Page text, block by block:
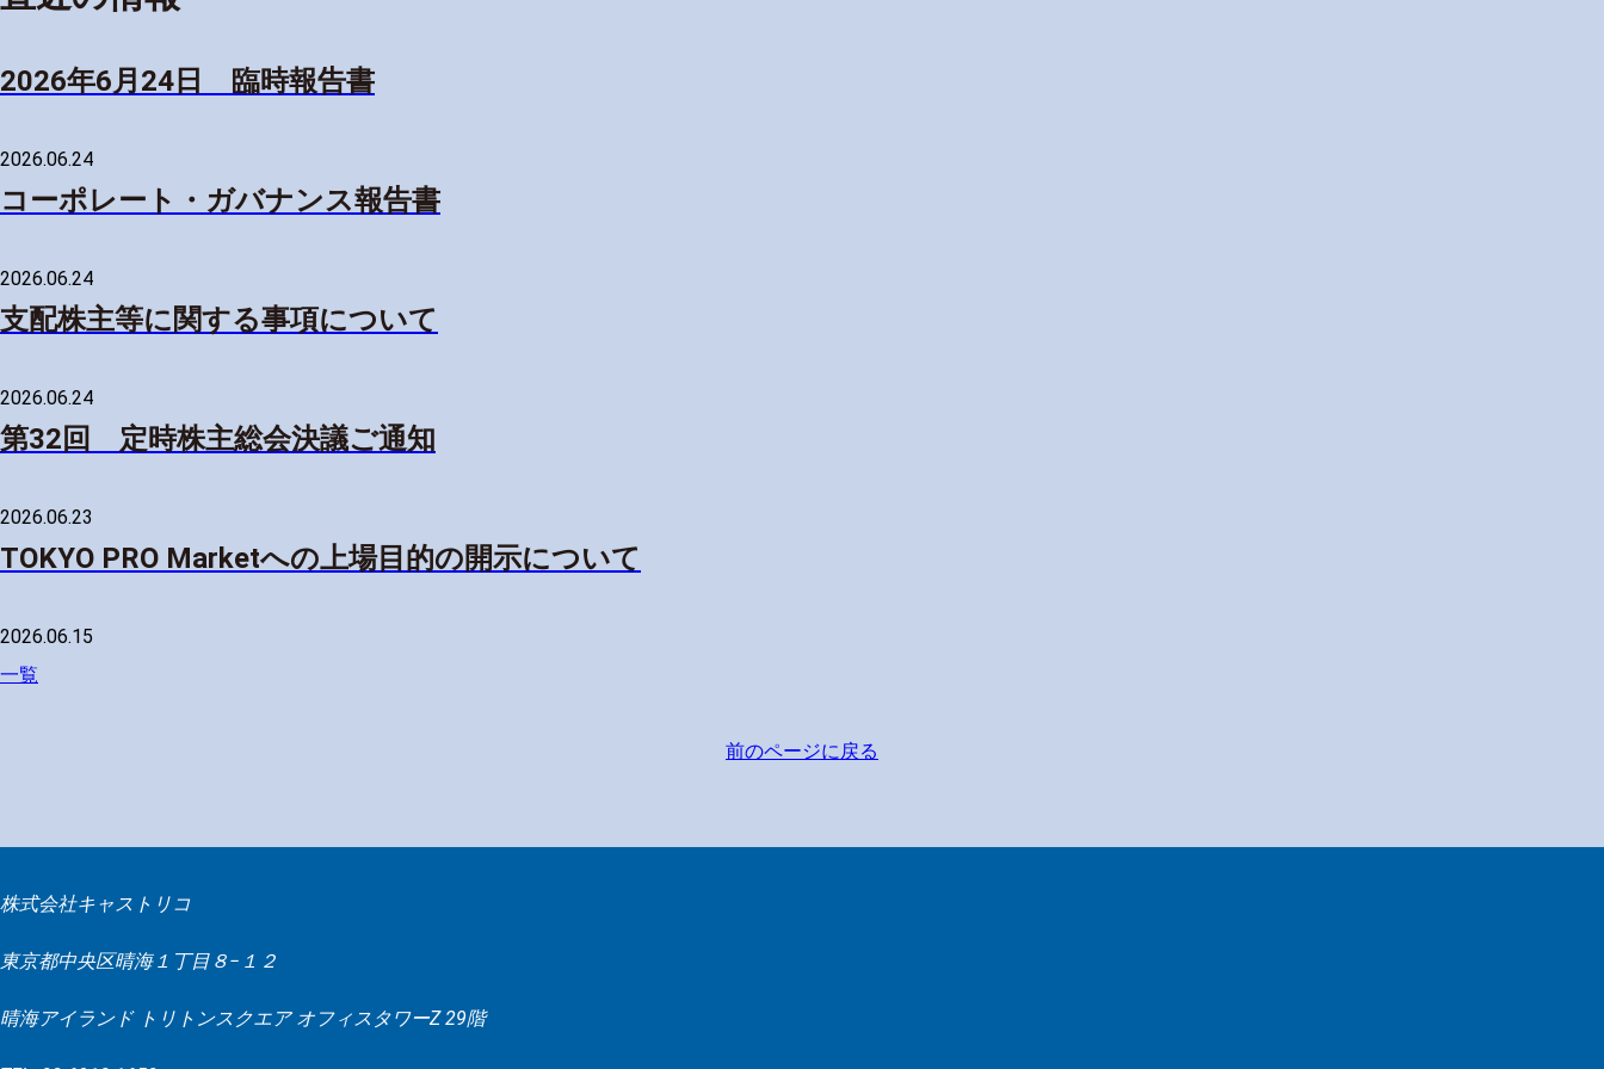
2026年6月24日 臨時報告書
2026.06.24
コーポレート・ガバナンス報告書
2026.06.24
支配株主等に関する事項について
2026.06.24
第32回 定時株主総会決議ご通知
2026.06.23
TOKYO PRO Marketへの上場目的の開示について
2026.06.15
一覧
前のページに戻る
株式会社キャストリコ
東京都中央区晴海１丁目８−１２
晴海アイランド トリトンスクエア オフィスタワーZ 29階